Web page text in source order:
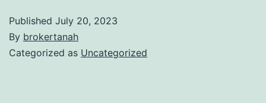
Published July 20, 2023
By brokertanah
Categorized as Uncategorized